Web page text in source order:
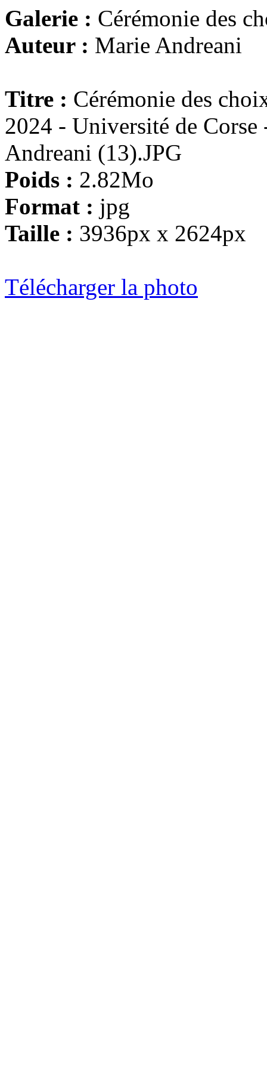
Galerie : Cérémonie des
Auteur : Marie Andreani
Titre : Cérémonie des
2024 - Université de
Andreani (13).JPG
Poids : 2.82Mo
Format : jpg
Taille : 3936px x 2624px
Télécharger la photo